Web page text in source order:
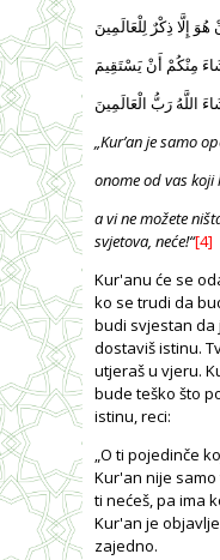
هُوَ إِلَّا ذِكْرٌ لِلْعَالَمِينَ
مِنْكُمْ أَنْ يَسْتَقِيمَ
اللَّهُ رَبُّ الْعَالَمِينَ
„Kur’an je samo
onome od vas koji
a vi ne možete
svjetova, neće!“[4]
Kur'anu će se
ko se trudi da
budi svjestan da
dostaviš istinu.
utjeraš u vjeru.
bude teško što
istinu, reci:
„O ti pojedinče
Kur'an nije
ti nećeš, pa ima
Kur'an je
zajedno.